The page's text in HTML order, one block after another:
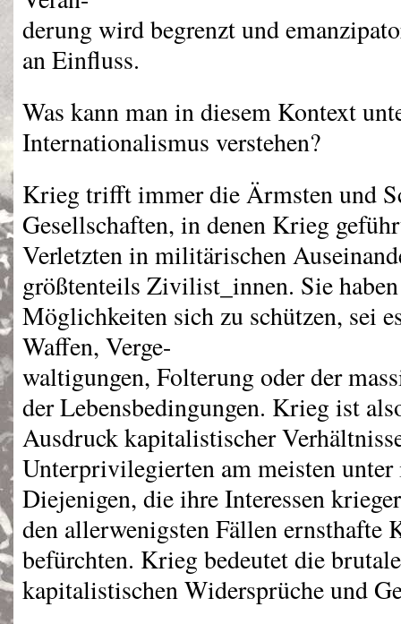
derung wird begrenzt und
an Einfluss.
Was kann man in diesem Kontext
Internationalismus verstehen?
Krieg trifft immer die Ärmsten und
Gesellschaften, in denen Krieg
Verletzten in militärischen
größtenteils Zivilist_innen. Sie
Möglichkeiten sich zu schützen, sei
Waffen, Verge-
waltigungen, Folterung oder der
der Lebensbedingungen. Krieg ist
Ausdruck kapitalistischer
Unterprivilegierten am meisten
Diejenigen, die ihre Interessen
den allerwenigsten Fällen ernsthafte
befürchten. Krieg bedeutet die
kapitalistischen Widersprüche und